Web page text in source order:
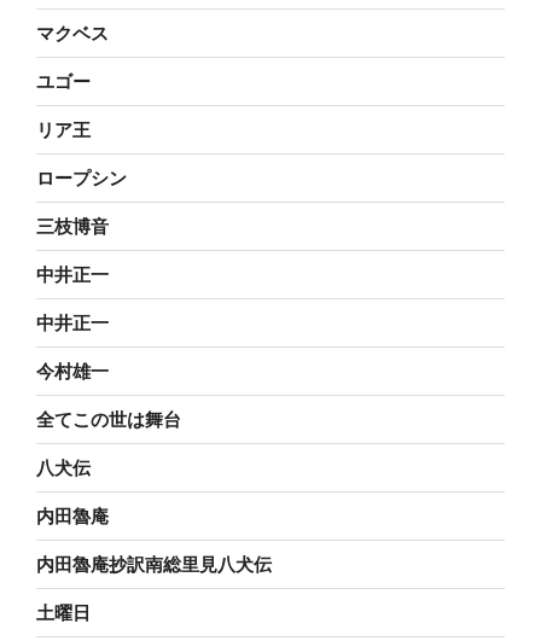
マクベス
ユゴー
リア王
ロープシン
三枝博音
中井正一
中井正一
今村雄一
全てこの世は舞台
八犬伝
内田魯庵
内田魯庵抄訳南総里見八犬伝
土曜日